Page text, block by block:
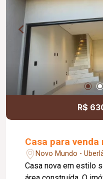
espaçosa área
funcionalidade e
clientes. Com aproximadamente 291,00 m² de
área construída em
este é o espaço ideal
visibilidade,
para o seu negócio. Agende sua visita e conheça
o potencial deste
R$
Casa para
Novo Mundo -
Casa nova em estilo